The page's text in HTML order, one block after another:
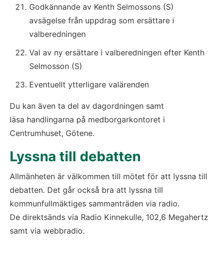
Godkännande av Kenth Selmossons (S)
avsägelse från uppdrag som ersättare i
valberedningen
Val av ny ersättare i valberedningen efter Kenth
Selmosson (S)
Eventuellt ytterligare valärenden
Du kan även ta del av dagordningen samt
läsa handlingarna på medborgarkontoret i
Centrumhuset, Götene.
Lyssna till debatten
Allmänheten är välkommen till mötet för att lyssna till
debatten. Det går också bra att lyssna till
kommunfullmäktiges sammanträden via radio.
De direktsänds via Radio Kinnekulle, 102,6 Megahertz
samt via webbradio.